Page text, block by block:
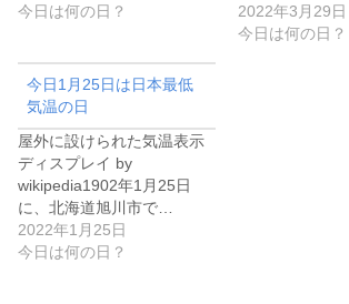
今日は何の日？
2022年3月29日
今日は何の日？
今日1月25日は日本最低
気温の日
屋外に設けられた気温表示
ディスプレイ by
wikipedia1902年1月25日
に、北海道旭川市で…
2022年1月25日
今日は何の日？